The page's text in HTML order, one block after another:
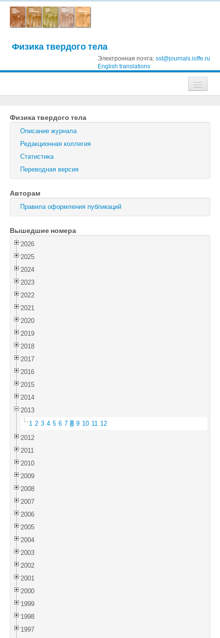
Физика твердого тела
Электронная почта: sst@journals.ioffe.ru
English translations
Журнал технической физики
Письма в Журнал технической физики
Физика твердого тела
Физика и техника полупроводников
Оптика и спектроскопия
Поиск
Войти
Физика твердого тела
Описание журнала
Редакционная коллегия
Статистика
Переводная версия
Авторам
Правила оформления публикаций
Вышедшие номера
2026
2025
2024
2023
2022
2021
2020
2019
2018
2017
2016
2015
2014
2013
1 2 3 4 5 6 7 8 9 10 11 12
2012
2011
2010
2009
2008
2007
2006
2005
2004
2003
2002
2001
2000
1999
1998
1997